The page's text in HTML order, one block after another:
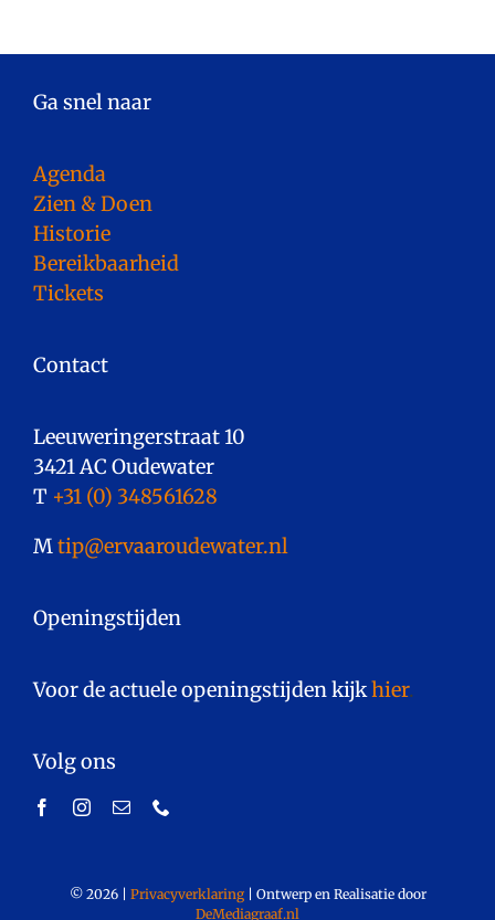
Ga snel naar
Agenda
Zien & Doen
Historie
Bereikbaarheid
Tickets
Contact
Leeuweringerstraat 10
3421 AC Oudewater
T +31 (0) 348561628
Mtip@ervaaroudewater.nl
Openingstijden
Voor de actuele openingstijden kijkhier.
Volg ons
© 2026 Privacyverklaring| Ontwerp en Realisatie door
DeMediagraaf.nl